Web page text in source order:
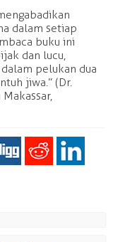
dalam setiap
buku ini
dan lucu,
pelukan dua
jiwa.” (Dr.